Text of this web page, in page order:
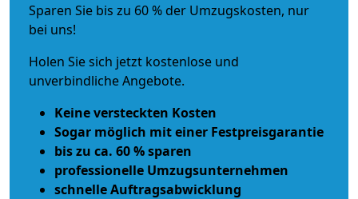
Sparen Sie bis zu 60 % der Umzugskosten, nur
bei uns!
Holen Sie sich jetzt kostenlose und
unverbindliche Angebote.
Keine versteckten Kosten
Sogar möglich mit einer Festpreisgarantie
bis zu ca. 60 % sparen
professionelle Umzugsunternehmen
schnelle Auftragsabwicklung